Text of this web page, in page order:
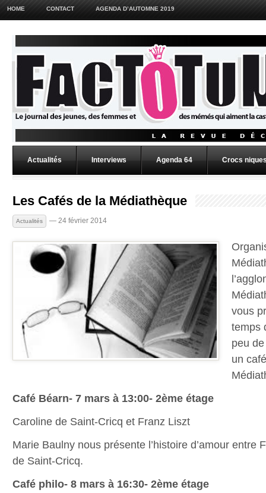
HOME CONTACT AGENDA D’AUTOMNE 2019
Actualités Interviews Agenda 64 Crocs
Les Cafés de la Médiathèque
Actualités — 24 février 2014
vous
temps
peu
un
Café Béarn- 7 mars à 13:00- 2ème étage
Caroline de Saint-Cricq et Franz Liszt
Marie Baulny nous présente l’histoire d’amour entre
de Saint-Cricq.
Café philo- 8 mars à 16:30- 2ème étage